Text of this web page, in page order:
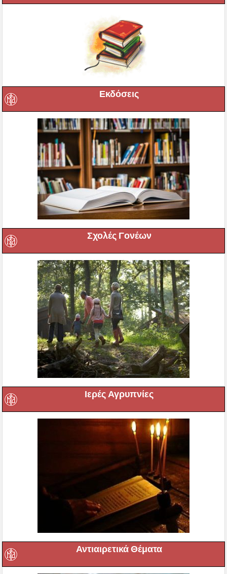
Εκδόσεις
Σχολές Γονέων
Ιερές Αγρυπνίες
Αντιαιρετικά Θέματα